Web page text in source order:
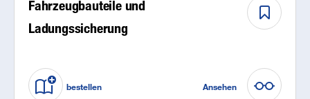
Fahrzeugbauteile und
Ladungssicherung
bestellen Ansehen